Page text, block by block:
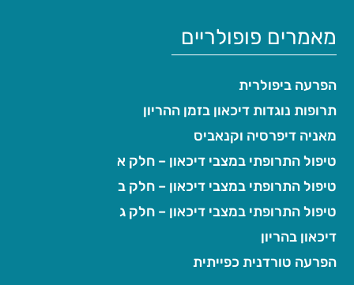
מאמרים פופולריים
הפרעה ביפולרית
תרופות נוגדות דיכאון בזמן ההריון
מאניה דיפרסיה וקנאביס
טיפול התרופתי במצבי דיכאון – חלק א
טיפול התרופתי במצבי דיכאון – חלק ב
טיפול התרופתי במצבי דיכאון – חלק ג
דיכאון בהריון
הפרעה טורדנית כפייתית